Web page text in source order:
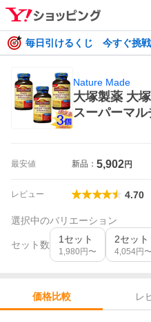
毎日引けるくじ 今すぐ挑戦
Nature Made
大塚製薬 大
スーパーマ
最安値 新品： 5,902円
レビュー 4.70
選択中のバリエーション
セット数 1セット
1,980 円〜
2セット
4,054円〜
価格比較 レ